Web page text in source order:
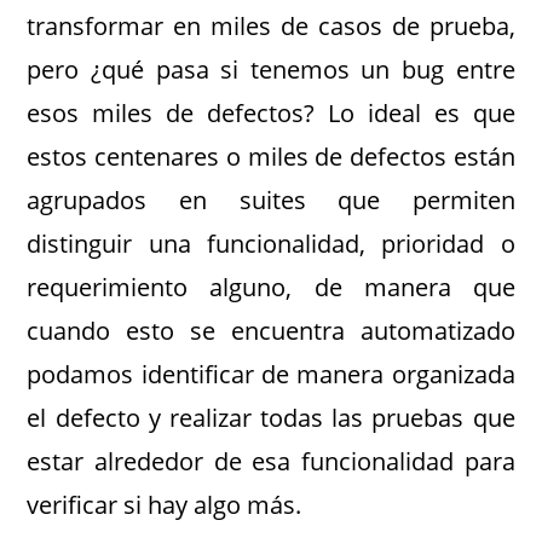
transformar en miles de casos de prueba,
pero ¿qué pasa si tenemos un bug entre
esos miles de defectos? Lo ideal es que
estos centenares o miles de defectos están
agrupados en suites que permiten
distinguir una funcionalidad, prioridad o
requerimiento alguno, de manera que
cuando esto se encuentra automatizado
podamos identificar de manera organizada
el defecto y realizar todas las pruebas que
estar alrededor de esa funcionalidad para
verificar si hay algo más.